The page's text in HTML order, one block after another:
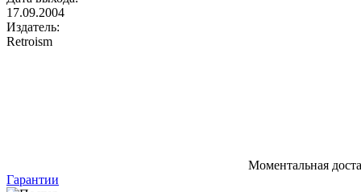
17.09.2004
Издатель:
Retroism
Моментальная
Гарантии